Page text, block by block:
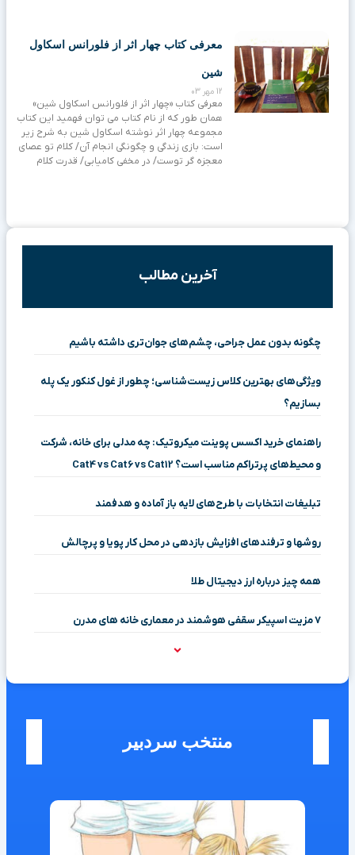
معرفی کتاب چهار اثر از فلورانس اسکاول
شین
12 مهر 03
معرفی کتاب «چهار اثر از فلورانس اسکاول شین»
همان طور که از نام کتاب می توان فهمید این کتاب
مجموعه چهار اثر نوشته اسکاول شین به شرح زیر
است: بازی زندگی و چگونگی انجام آن/ کلام تو عصای
معجزه گر توست/ در مخفی کامیابی/ قدرت کلام
آخرین مطالب
چگونه بدون عمل جراحی، چشم‌های جوان‌تری داشته باشیم
ویژگی‌های بهترین کلاس زیست‌شناسی؛ چطور از غول کنکور یک پله
بسازیم؟
راهنمای خرید اکسس پوینت میکروتیک: چه مدلی برای خانه، شرکت
و محیط‌های پرتراکم مناسب است؟ Cat4 vs Cat6 vs Cat12
تبلیغات انتخابات با طرح‌های لایه باز آماده و هدفمند
روشها و ترفندهای افزایش بازدهی در محل کار پویا و پرچالش
همه چیز درباره ارز دیجیتال طلا
۷ مزیت اسپیکر سقفی هوشمند در معماری خانه‌ های مدرن
منتخب سردبیر